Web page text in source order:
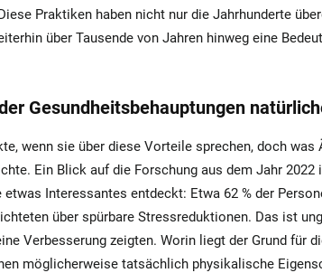
Praktiken haben nicht nur die Jahrhunderte
über Tausende von Jahren hinweg eine
Gesundheitsbehauptungen
wenn sie über diese Vorteile sprechen, doch
Ein Blick auf die Forschung aus dem Jahr
Interessantes entdeckt: Etwa 62 % der
über spürbare Stressreduktionen. Das ist
Verbesserung zeigten. Worin liegt der Grund für
möglicherweise tatsächlich physikalische